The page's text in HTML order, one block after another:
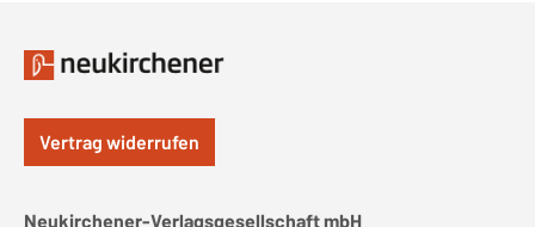
Vertrag widerrufen
Neukirchener-Verlagsgesellschaft mbH